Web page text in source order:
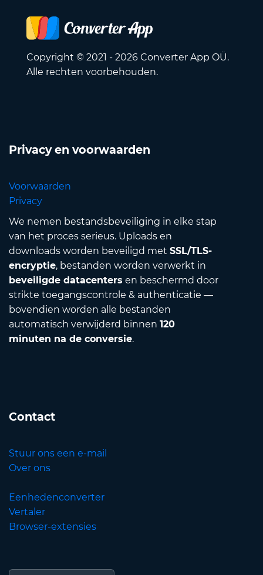
Copyright © 2021 - 2026 Converter App OÜ.
Alle rechten voorbehouden.
Privacy en voorwaarden
Voorwaarden
Privacy
We nemen bestandsbeveiliging in elke stap
van het proces serieus. Uploads en
downloads worden beveiligd met SSL/TLS-
encryptie, bestanden worden verwerkt in
beveiligde datacenters en beschermd door
strikte toegangscontrole & authenticatie —
bovendien worden alle bestanden
automatisch verwijderd binnen 120
minuten na de conversie.
Contact
Stuur ons een e-mail
Over ons
Eenhedenconverter
Vertaler
Browser-extensies